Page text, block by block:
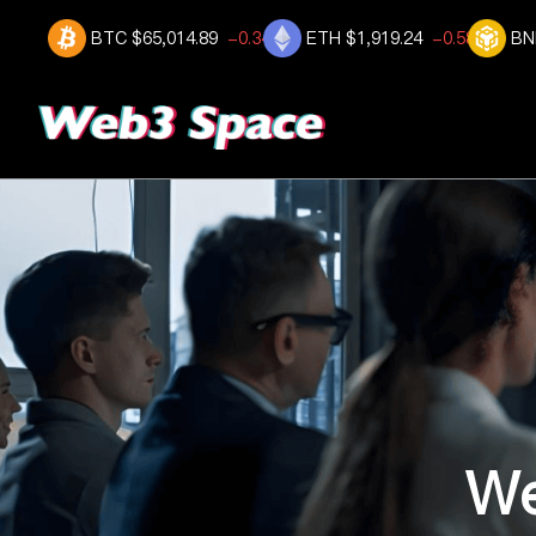
BTC $65,014.89 -0.344% ETH $1,919.24 -0.585%